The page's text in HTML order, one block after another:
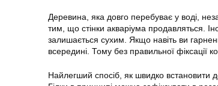
Деревина, яка довго перебуває у воді,
тим, що стінки акваріума продавляться.
залишається сухим. Якщо навіть ви
всередині. Тому без правильної фіксації
Найлегший спосіб, як швидко встановити